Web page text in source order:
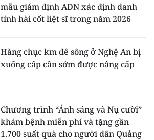
mẫu giám định ADN xác định danh
tính hài cốt liệt sĩ trong năm 2026
Hàng chục km đê sông ở Nghệ An bị
xuống cấp cần sớm được nâng cấp
Chương trình “Ánh sáng và Nụ cười”
khám bệnh miễn phí và tặng gần
1.700 suất quà cho người dân Quảng